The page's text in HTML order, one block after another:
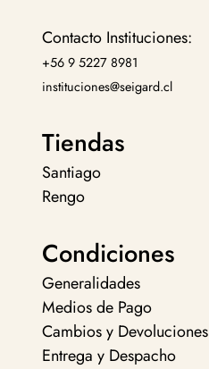
Contacto Instituciones:
+56 9 5227 8981
instituciones@seigard.cl
Tiendas
Santiago
Rengo
Condiciones
Generalidades
Medios de Pago
Cambios y Devoluciones
Entrega y Despacho